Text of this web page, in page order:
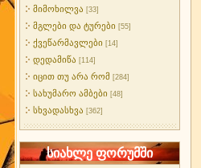
მიმოხილვა [33]
მგლები და ტურები [55]
ქვეწარმავლები [14]
დედამიწა [114]
იცით თუ არა რომ [284]
სახუმარო ამბები [48]
სხვადასხვა [362]
სიახლე ფორუმში